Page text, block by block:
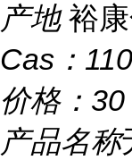
产地 裕
Cas：
价格： 30
产品名称